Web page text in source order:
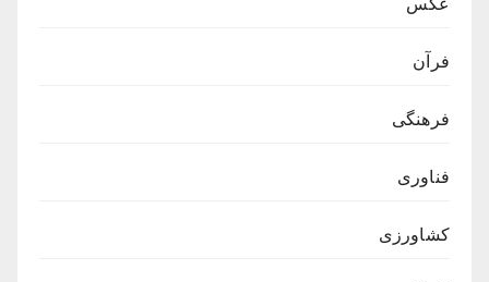
عکس
فرآن
فرهنگی
فناوری
کشاورزی